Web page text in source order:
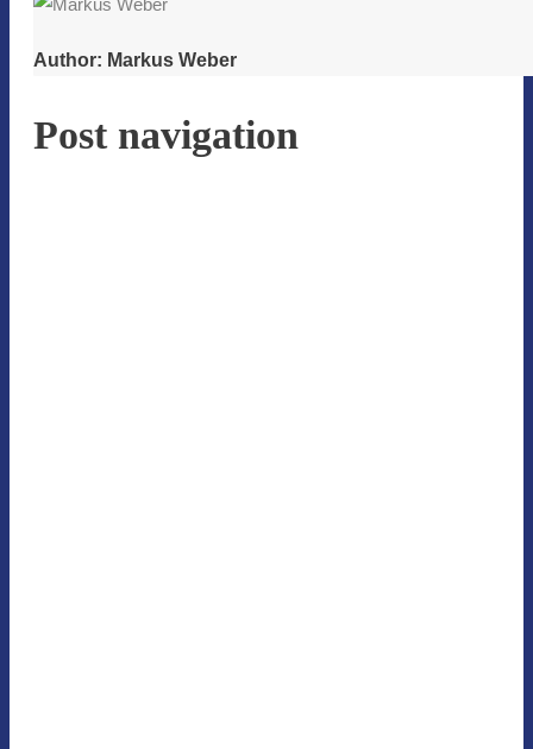
Author: Markus Weber
Post navigation